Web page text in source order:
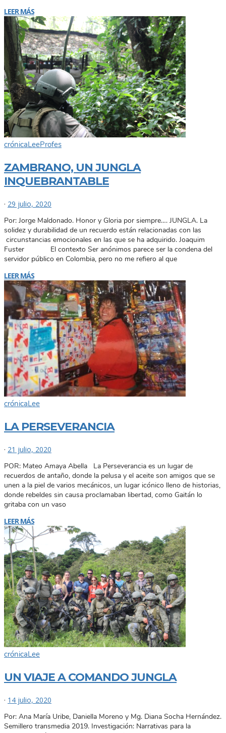
LEER MÁS
crónicaLeeProfes
ZAMBRANO, UN JUNGLA
INQUEBRANTABLE
· 29 julio, 2020
Por: Jorge Maldonado. Honor y Gloria por siempre…. JUNGLA. La
solidez y durabilidad de un recuerdo están relacionadas con las
circunstancias emocionales en las que se ha adquirido. Joaquim
Fuster El contexto Ser anónimos parece ser la condena del
servidor público en Colombia, pero no me refiero al que
LEER MÁS
crónicaLee
LA PERSEVERANCIA
· 21 julio, 2020
POR: Mateo Amaya Abella La Perseverancia es un lugar de
recuerdos de antaño, donde la pelusa y el aceite son amigos que se
unen a la piel de varios mecánicos, un lugar icónico lleno de historias,
donde rebeldes sin causa proclamaban libertad, como Gaitán lo
gritaba con un vaso
LEER MÁS
crónicaLee
UN VIAJE A COMANDO JUNGLA
· 14 julio, 2020
Por: Ana María Uribe, Daniella Moreno y Mg. Diana Socha Hernández.
Semillero transmedia 2019. Investigación: Narrativas para la